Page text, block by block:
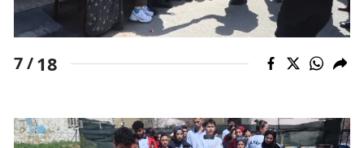
7 /18